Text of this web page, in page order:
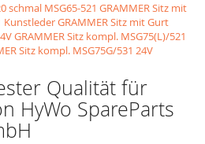
schmal MSG65-521 GRAMMER Sitz mit
Kunstleder GRAMMER Sitz mit Gurt
GRAMMER Sitz kompl. MSG75(L)/521
Sitz kompl. MSG75G/531 24V
Qualität für
HyWo SpareParts